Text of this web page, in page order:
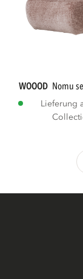
WOOOD nomu
Lieferung